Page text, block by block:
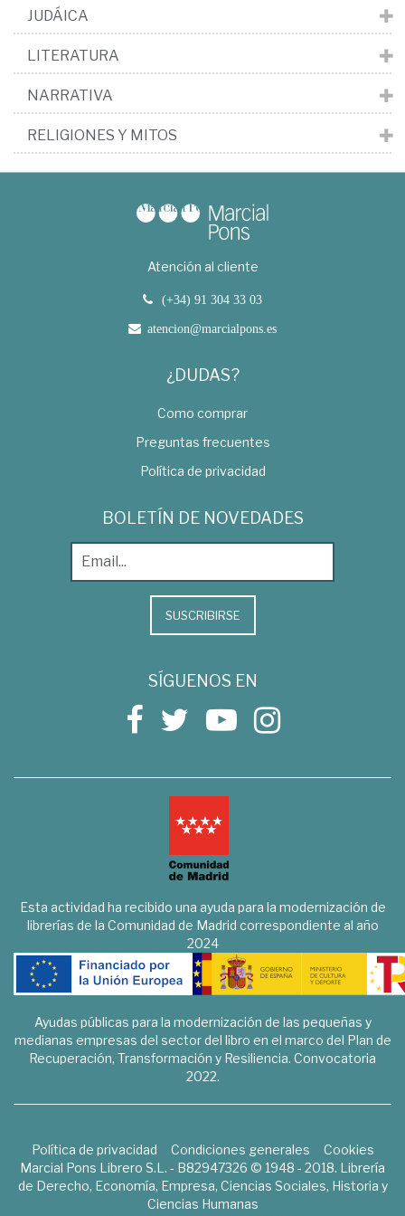
JUDÁICA
LITERATURA
NARRATIVA
RELIGIONES Y MITOS
Atención al cliente
(+34) 91 304 33 03
atencion@marcialpons.es
¿DUDAS?
Como comprar
Preguntas frecuentes
Política de privacidad
BOLETÍN DE NOVEDADES
SUSCRIBIRSE
SÍGUENOS EN
Esta actividad ha recibido una ayuda para la modernización de
librerías de la Comunidad de Madrid correspondiente al año
2024
Ayudas públicas para la modernización de las pequeñas y
medianas empresas del sector del libro en el marco del Plan de
Recuperación, Transformación y Resiliencia. Convocatoria
2022.
Política de privacidad Condiciones generales
Cookies
Marcial Pons Librero S.L. - B82947326 © 1948 - 2018. Librería
de Derecho, Economía, Empresa, Ciencias Sociales, Historia y
Ciencias Humanas